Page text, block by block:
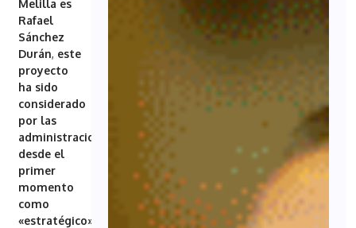
Melilla es
Rafael
Sánchez
Durán, este
proyecto
ha sido
considerado
por las
administraciones
desde el
primer
momento
como
«estratégico»